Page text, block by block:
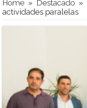
Home » Destacado »
actividades paralelas